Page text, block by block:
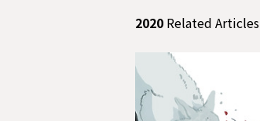
2020 Related Articles